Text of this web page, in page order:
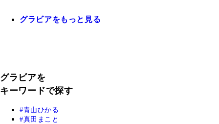
グラビアをもっと見る
グラビアを
キーワードで探す
青山ひかる
真田まこと